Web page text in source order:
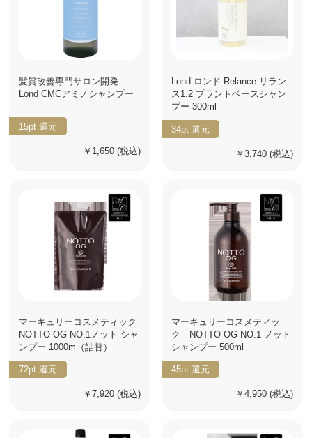
髪質改善専門サロン開発
Lond CMCアミノシャンプー
15pt 還元
￥1,650 (税込)
Lond ロンド Relance リラン
ス1.2 プラントベースシャン
プー 300ml
34pt 還元
￥3,740 (税込)
マーキュリーコスメティック
NOTTO OG NO.1ノット シャ
ンプー 1000m（詰替）
72pt 還元
￥7,920 (税込)
マーキュリーコスメティッ
ク NOTTO OG NO.1 ノット
シャンプー 500ml
45pt 還元
￥4,950 (税込)